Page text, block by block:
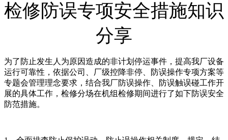
检修防误专项安全措施知识
分享
为了防止发生人为原因造成的非计划停运事件，提高我厂设备
运行可靠性，依据公司、厂级控降非停、防误操作专项方案等
专题会管理理念要求，结合我厂防误操作、防误触误碰工作开
展的具体工作，检修分场在机组检修期间进行了如下防误安全
防范措施。